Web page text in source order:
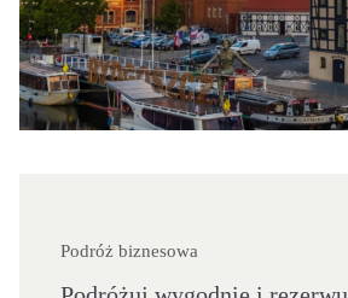
Podróż biznesowa